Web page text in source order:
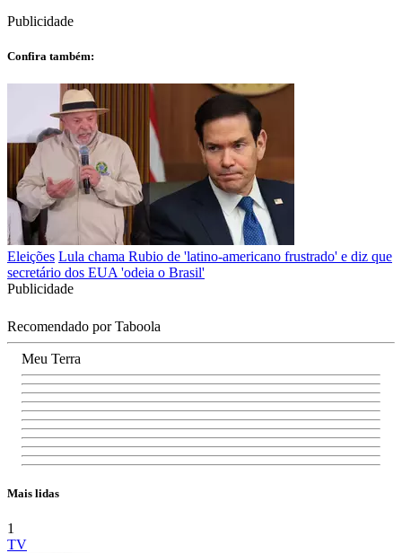
Publicidade
Confira também:
Eleições Lula chama Rubio de 'latino-americano frustrado' e diz que
secretário dos EUA 'odeia o Brasil'
Publicidade
Recomendado por Taboola
Meu Terra
Mais lidas
1
TV